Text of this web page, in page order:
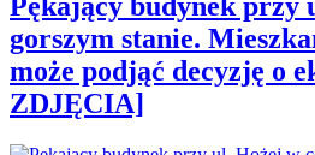
gorszym stanie.
może podjąć decyzję o
ZDJĘCIA]